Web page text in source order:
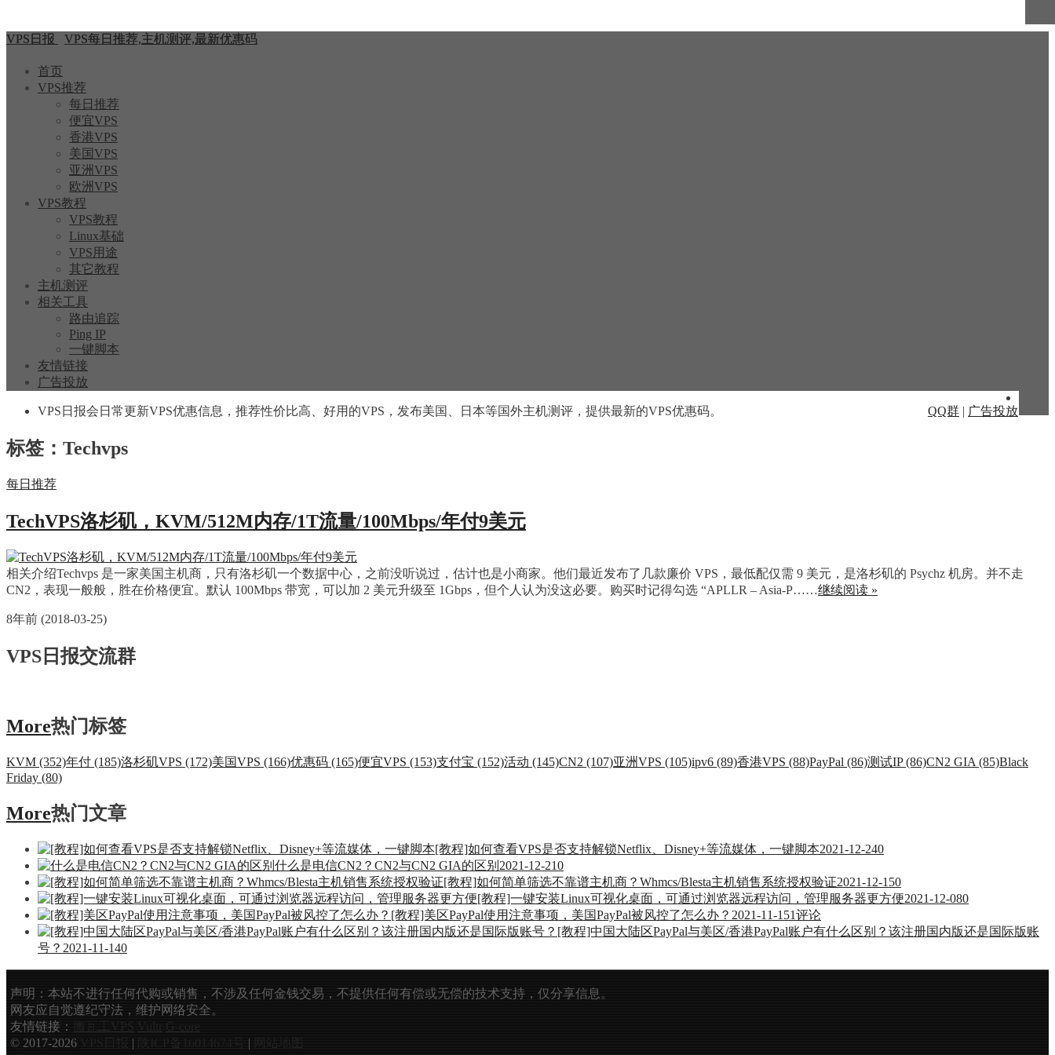
VPS日报 VPS每日推荐,主机测评,最新优惠码
首页
VPS推荐
每日推荐
便宜VPS
香港VPS
美国VPS
亚洲VPS
欧洲VPS
VPS教程
VPS教程
Linux基础
VPS用途
其它教程
主机测评
相关工具
路由追踪
Ping IP
一键脚本
友情链接
广告投放
VPS日报会日常更新VPS优惠信息，推荐性价比高、好用的VPS，发布美国、日本等国外主机测评，提供最新的VPS优惠码。 QQ群 | 广告投放
标签：Techvps
每日推荐
TechVPS洛杉矶，KVM/512M内存/1T流量/100Mbps/年付9美元
相关介绍Techvps 是一家美国主机商，只有洛杉矶一个数据中心，之前没听说过，估计也是小商家。他们最近发布了几款廉价 VPS，最低配仅需 9 美元，是洛杉矶的 Psychz 机房。并不走
CN2，表现一般般，胜在价格便宜。默认 100Mbps 带宽，可以加 2 美元升级至 1Gbps，但个人认为没这必要。购买时记得勾选 “APLLR – Asia-P……继续阅读 »
8年前 (2018-03-25)
VPS日报交流群
More热门标签
KVM (352)年付 (185)洛杉矶VPS (172)美国VPS (166)优惠码 (165)便宜VPS (153)支付宝 (152)活动 (145)CN2 (107)亚洲VPS (105)ipv6 (89)香港VPS (88)PayPal (86)测试IP (86)CN2 GIA (85)Black
Friday (80)
More热门文章
[教程]如何查看VPS是否支持解锁Netflix、Disney+等流媒体，一键脚本2021-12-240
什么是电信CN2？CN2与CN2 GIA的区别 2021-12-210
[教程]如何简单筛选不靠谱主机商？Whmcs/Blesta主机销售系统授权验证2021-12-150
[教程]一键安装Linux可视化桌面，可通过浏览器远程访问，管理服务器更方便2021-12-080
[教程]美区PayPal使用注意事项，美国PayPal被风控了怎么办？ 2021-11-151评论
[教程]中国大陆区PayPal与美区/香港PayPal账户有什么区别？该注册国内版还是国际版账
号？ 2021-11-140
声明：本站不进行任何代购或销售，不涉及任何金钱交易，不提供任何有偿或无偿的技术支持，仅分享信息。
网友应自觉遵纪守法，维护网络安全。
友情链接： 搬瓦工VPS Vultr G-core
© 2017-2026 VPS日报 | 陕ICP备16014674号 | 网站地图